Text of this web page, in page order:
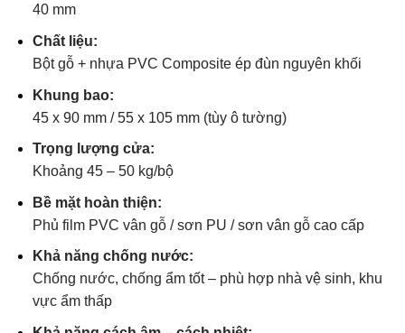
40 mm
Chất liệu:
Bột gỗ + nhựa PVC Composite ép đùn nguyên khối
Khung bao:
45 x 90 mm / 55 x 105 mm (tùy ô tường)
Trọng lượng cửa:
Khoảng 45 – 50 kg/bộ
Bề mặt hoàn thiện:
Phủ film PVC vân gỗ / sơn PU / sơn vân gỗ cao cấp
Khả năng chống nước:
Chống nước, chống ẩm tốt – phù hợp nhà vệ sinh, khu
vực ẩm thấp